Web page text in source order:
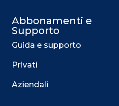
Abbonamenti e
Supporto
Guida e supporto
Privati
Aziendali